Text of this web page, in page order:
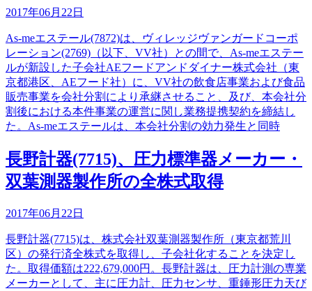
2017年06月22日
As-meエステール(7872)は、ヴィレッジヴァンガードコーポ
レーション(2769)（以下、VV社）との間で、As-meエステー
ルが新設した子会社AEフードアンドダイナー株式会社（東
京都港区、AEフード社）に、VV社の飲食店事業および食品
販売事業を会社分割により承継させること、及び、本会社分
割後における本件事業の運営に関し業務提携契約を締結し
た。As-meエステールは、本会社分割の効力発生と同時
長野計器(7715)、圧力標準器メーカー・
双葉測器製作所の全株式取得
2017年06月22日
長野計器(7715)は、株式会社双葉測器製作所（東京都荒川
区）の発行済全株式を取得し、子会社化することを決定し
た。取得価額は222,679,000円。長野計器は、圧力計測の専業
メーカーとして、主に圧力計、圧力センサ、重錘形圧力天び